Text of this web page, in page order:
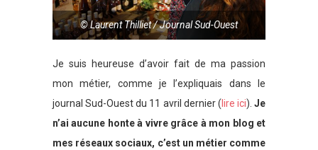
© Laurent Thilliet / Journal Sud-Ouest
Je suis heureuse d’avoir fait de ma passion
mon métier, comme je l’expliquais dans le
journal Sud-Ouest du 11 avril dernier ( lire ici). Je
n’ai aucune honte à vivre grâce à mon blog et
mes réseaux sociaux, c’est un métier comme